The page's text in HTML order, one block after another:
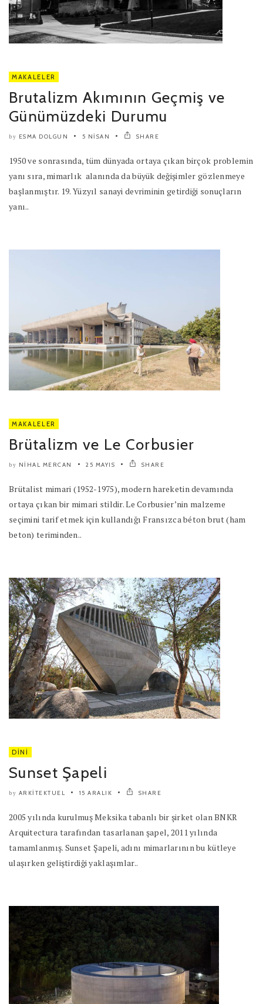
MAKALELER
Brutalizm Akımının Geçmiş ve
Günümüzdeki Durumu
by ESMA DOLGUN 5 NISAN SHARE
1950 ve sonrasında, tüm dünyada ortaya çıkan birçok problemin
yanı sıra, mimarlık alanında da büyük değişimler gözlenmeye
başlanmıştır. 19. Yüzyıl sanayi devriminin getirdiği sonuçların
yanı..
MAKALELER
Brütalizm ve Le Corbusier
by NIHAL MERCAN 25 MAYIS SHARE
Brütalist mimari (1952-1975), modern hareketin devamında
ortaya çıkan bir mimari stildir. Le Corbusier’nin malzeme
seçimini tarif etmek için kullandığı Fransızca béton brut (ham
beton) teriminden..
DINI
Sunset Şapeli
by ARKITEKTUEL 15 ARALIK SHARE
2005 yılında kurulmuş Meksika tabanlı bir şirket olan BNKR
Arquitectura tarafından tasarlanan şapel, 2011 yılında
tamamlanmış. Sunset Şapeli, adını mimarlarının bu kütleye
ulaşırken geliştirdiği yaklaşımlar..